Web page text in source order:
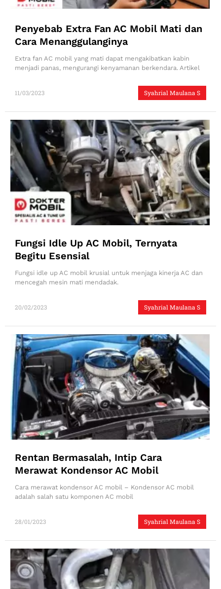
Penyebab Extra Fan AC Mobil Mati dan
Cara Menanggulanginya
Syahrial Maulana S
11/03/2023
Extra fan AC mobil yang mati dapat mengakibatkan kabin
menjadi panas, mengurangi kenyamanan berkendara. Artikel
Fungsi Idle Up AC Mobil, Ternyata
Begitu Esensial
Syahrial Maulana S
20/02/2023
Fungsi idle up AC mobil krusial untuk menjaga kinerja AC dan
mencegah mesin mati mendadak.
Rentan Bermasalah, Intip Cara
Merawat Kondensor AC Mobil
Syahrial Maulana S
28/01/2023
Cara merawat kondensor AC mobil – Kondensor AC mobil
adalah salah satu komponen AC mobil